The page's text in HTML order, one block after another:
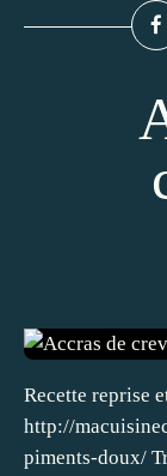
Recette reprise
http://
piments-doux/